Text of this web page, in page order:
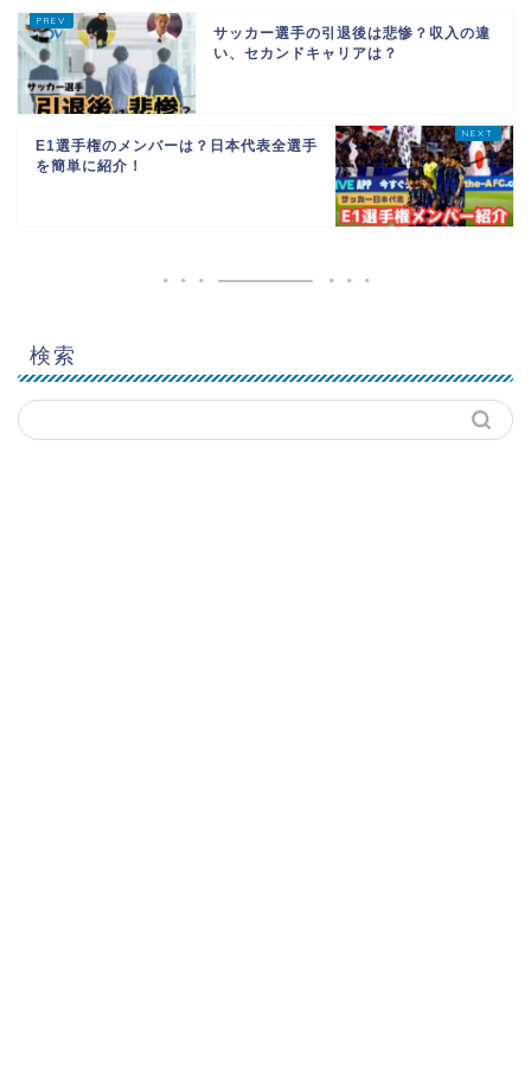
サッカー選手の引退後は悲惨？収入の違
い、セカンドキャリアは？
E1選手権のメンバーは？日本代表全選手
を簡単に紹介！
検索